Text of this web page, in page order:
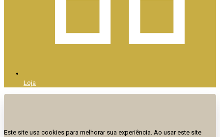
Loja
Este site usa cookies para melhorar sua experiência. Ao usar este site